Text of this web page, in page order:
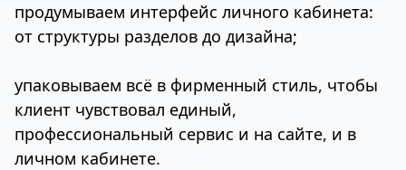
продумываем интерфейс личного кабинета:
от структуры разделов до дизайна;
упаковываем всё в фирменный стиль, чтобы
клиент чувствовал единый,
профессиональный сервис и на сайте, и в
личном кабинете.